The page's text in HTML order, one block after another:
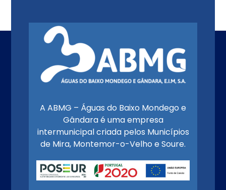
A ABMG – Águas do Baixo Mondego e
Gândara é uma empresa
intermunicipal criada pelos Municípios
de Mira, Montemor-o-Velho e Soure.